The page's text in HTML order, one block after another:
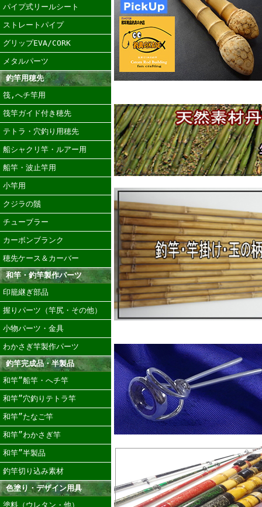
パイプ式リールシート
ストレートパイプ
グリップEVA/CORK
メタルパーツ
釣竿用穂先
筏,へチ竿用
筏竿ガイド付き穂先
テトラ・穴釣り用穂先
船シャクリ竿・ルアー用
船竿・波止竿用
小竿用
クジラの鬚
チューブラー
カーボンブランク
穂先ケース＆カーバー
和竿・釣竿製作パーツ
印籠継ぎ部品
握りパーツ（竿尻・その他）
小物パーツ・金具
わかさぎ竿製作パーツ
釣竿完成品・半製品
和竿”船竿・へチ竿
和竿”穴釣りテトラ竿
和竿”たなご竿
和竿”わかさぎ竿
和竿”半製品
釣竿切り込み素材
色塗り・デザイン用具
塗料（ウレタン・他）